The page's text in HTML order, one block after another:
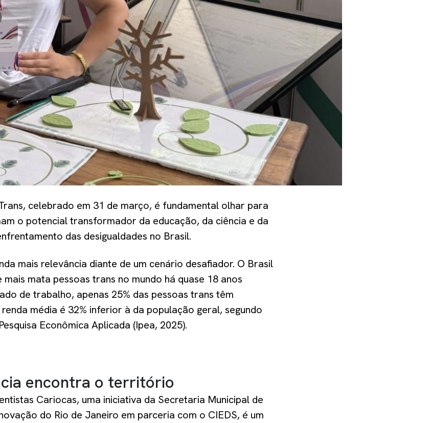
celebrado em 31 de março, é fundamental olhar para
o potencial transformador da educação, da ciência e da
das desigualdades no Brasil.
mais relevância diante de um cenário desafiador. O Brasil
mais mata pessoas trans no mundo há quase 18 anos
de trabalho, apenas 25% das pessoas trans têm
média é 32% inferior à da população geral, segundo
Econômica Aplicada (Ipea, 2025).
encontra o território
Cariocas, uma iniciativa da Secretaria Municipal de
do Rio de Janeiro em parceria com o CIEDS, é um